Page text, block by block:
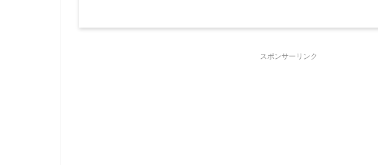
スポンサーリンク